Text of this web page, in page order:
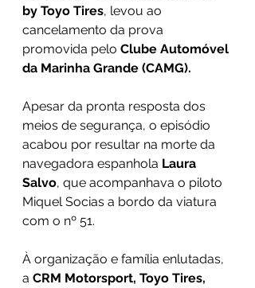
by Toyo Tires, levou ao
cancelamento da prova
promovida pelo Clube Automóvel
da Marinha Grande (CAMG).
Apesar da pronta resposta dos
meios de segurança, o episódio
acabou por resultar na morte da
navegadora espanhola Laura
Salvo, que acompanhava o piloto
Miquel Socias a bordo da viatura
com o nº 51.
À organização e família enlutadas,
a CRM Motorsport, Toyo Tires,